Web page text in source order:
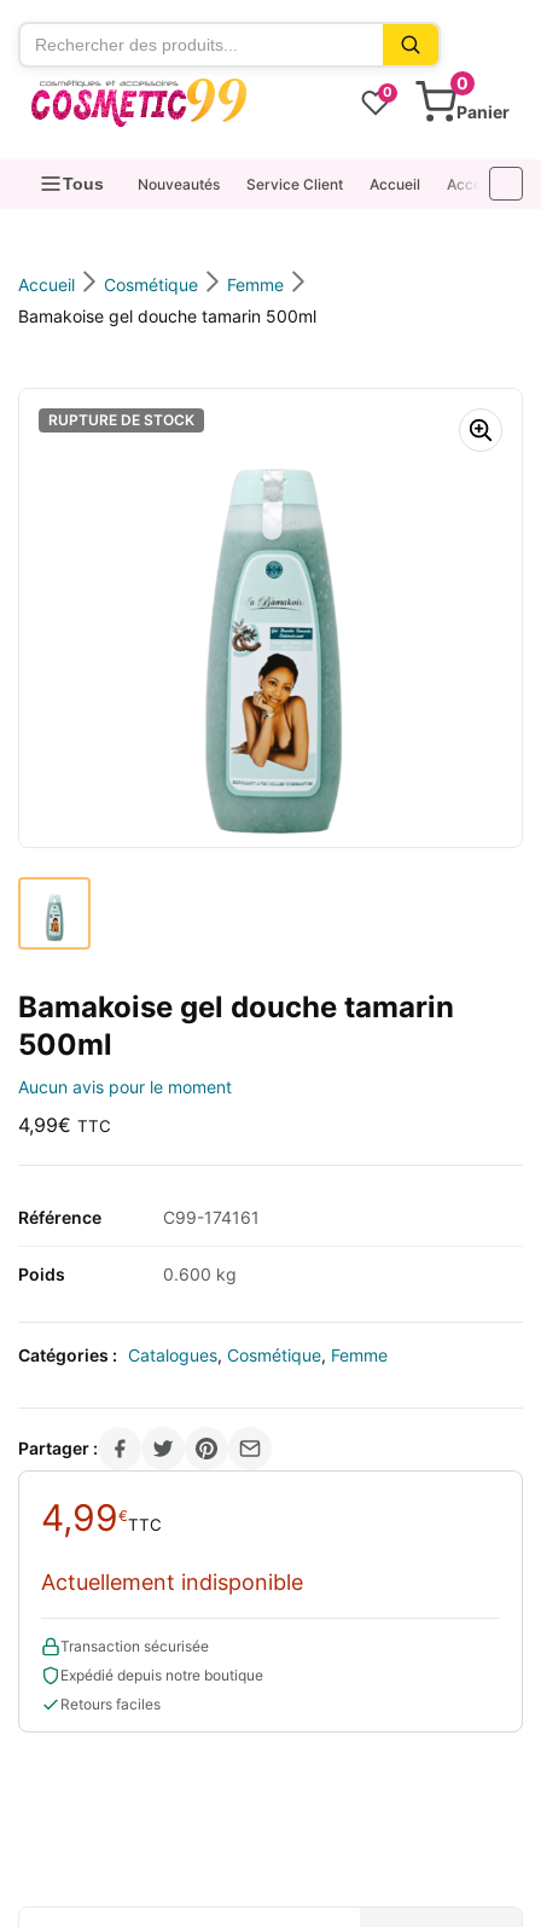
contenu
0
0
Panier
Tous Nouveautés Service Client Accueil Accessoires
Accueil Cosmétique
Femme
Bamakoise gel douche tamarin 500ml
RUPTURE DE STOCK
Bamakoise gel douche tamarin
500ml
Aucun avis pour le moment
4,99€ TTC
Référence C99-174161
Poids 0.600 kg
Catégories : Catalogues, Cosmétique, Femme
Partager :
4,99€TTC
Actuellement indisponible
Transaction sécurisée
Expédié depuis notre boutique
Retours faciles